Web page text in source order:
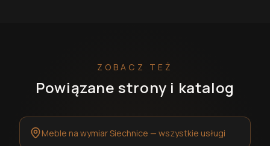
ZOBACZ TEŻ
Powiązane strony i katalog
Meble na wymiar Siechnice — wszystkie usługi